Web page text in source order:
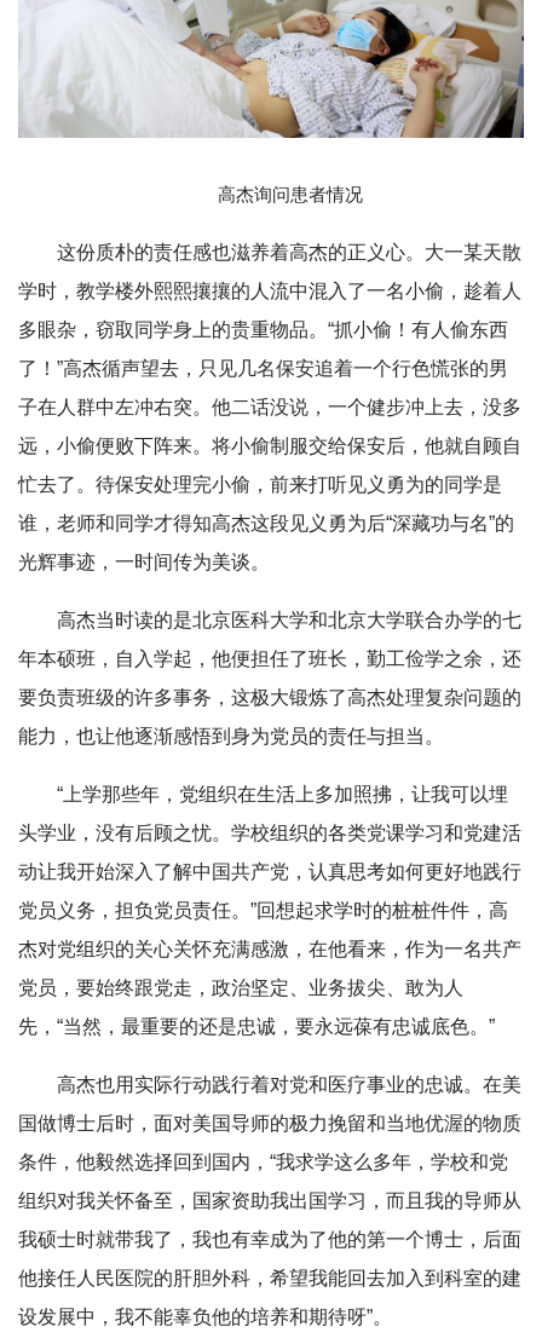
高杰询问患者情况
这份质朴的责任感也滋养着高杰的正义心。大一某天散
学时，教学楼外熙熙攘攘的人流中混入了一名小偷，趁着人
多眼杂，窃取同学身上的贵重物品。“抓小偷！有人偷东西
了！”高杰循声望去，只见几名保安追着一个行色慌张的男
子在人群中左冲右突。他二话没说，一个健步冲上去，没多
远，小偷便败下阵来。将小偷制服交给保安后，他就自顾自
忙去了。待保安处理完小偷，前来打听见义勇为的同学是
谁，老师和同学才得知高杰这段见义勇为后“深藏功与名”的
光辉事迹，一时间传为美谈。
高杰当时读的是北京医科大学和北京大学联合办学的七
年本硕班，自入学起，他便担任了班长，勤工俭学之余，还
要负责班级的许多事务，这极大锻炼了高杰处理复杂问题的
能力，也让他逐渐感悟到身为党员的责任与担当。
“上学那些年，党组织在生活上多加照拂，让我可以埋
头学业，没有后顾之忧。学校组织的各类党课学习和党建活
动让我开始深入了解中国共产党，认真思考如何更好地践行
党员义务，担负党员责任。”回想起求学时的桩桩件件，高
杰对党组织的关心关怀充满感激，在他看来，作为一名共产
党员，要始终跟党走，政治坚定、业务拔尖、敢为人
先，“当然，最重要的还是忠诚，要永远葆有忠诚底色。”
高杰也用实际行动践行着对党和医疗事业的忠诚。在美
国做博士后时，面对美国导师的极力挽留和当地优渥的物质
条件，他毅然选择回到国内，“我求学这么多年，学校和党
组织对我关怀备至，国家资助我出国学习，而且我的导师从
我硕士时就带我了，我也有幸成为了他的第一个博士，后面
他接任人民医院的肝胆外科，希望我能回去加入到科室的建
设发展中，我不能辜负他的培养和期待呀”。